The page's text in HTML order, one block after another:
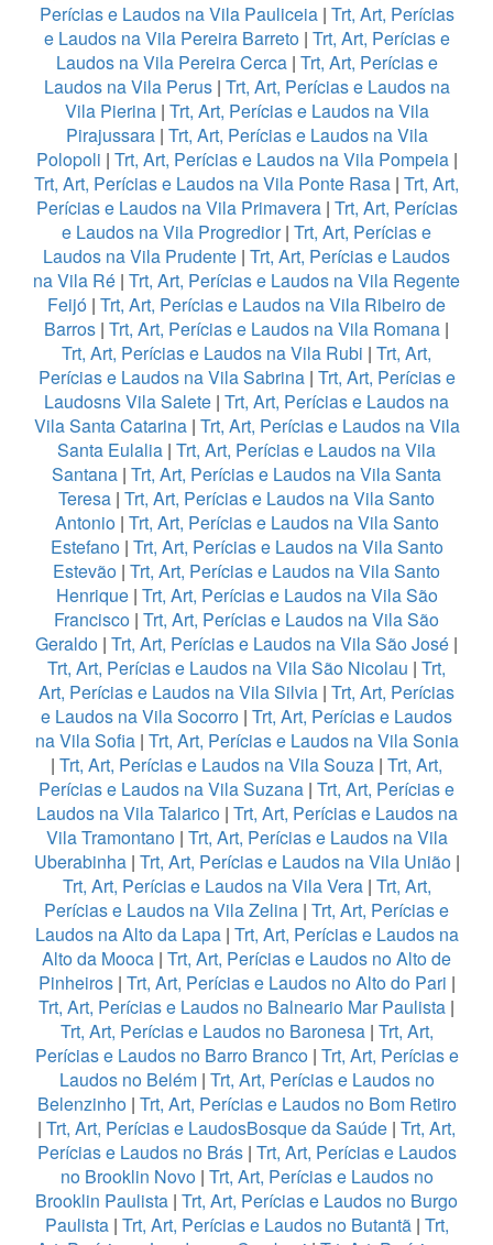
Perícias e Laudos na Vila Pauliceia| Trt, Art, Perícias
e Laudos na Vila Pereira Barreto| Trt, Art, Perícias e
Laudos na Vila Pereira Cerca| Trt, Art, Perícias e
Laudos na Vila Perus| Trt, Art, Perícias e Laudos na
Vila Pierina| Trt, Art, Perícias e Laudos na Vila
Pirajussara| Trt, Art, Perícias e Laudos na Vila
Polopoli | Trt, Art, Perícias e Laudos na Vila Pompeia|
Trt, Art, Perícias e Laudos na Vila Ponte Rasa | Trt, Art,
Perícias e Laudos na Vila Primavera| Trt, Art, Perícias
e Laudos na Vila Progredior| Trt, Art, Perícias e
Laudos na Vila Prudente | Trt, Art, Perícias e Laudos
na Vila Ré | Trt, Art, Perícias e Laudos na Vila Regente
Feijó | Trt, Art, Perícias e Laudos na Vila Ribeiro de
Barros | Trt, Art, Perícias e Laudos na Vila Romana |
Trt, Art, Perícias e Laudos na Vila Rubi | Trt, Art,
Perícias e Laudos na Vila Sabrina| Trt, Art, Perícias e
Laudosns Vila Salete | Trt, Art, Perícias e Laudos na
Vila Santa Catarina| Trt, Art, Perícias e Laudos na Vila
Santa Eulalia | Trt, Art, Perícias e Laudos na Vila
Santana | Trt, Art, Perícias e Laudos na Vila Santa
Teresa | Trt, Art, Perícias e Laudos na Vila Santo
Antonio| Trt, Art, Perícias e Laudos na Vila Santo
Estefano| Trt, Art, Perícias e Laudos na Vila Santo
Estevão | Trt, Art, Perícias e Laudos na Vila Santo
Henrique| Trt, Art, Perícias e Laudos na Vila São
Francisco | Trt, Art, Perícias e Laudos na Vila São
Geraldo | Trt, Art, Perícias e Laudos na Vila São José |
Trt, Art, Perícias e Laudos na Vila São Nicolau | Trt,
Art, Perícias e Laudos na Vila Silvia | Trt, Art, Perícias
e Laudos na Vila Socorro | Trt, Art, Perícias e Laudos
na Vila Sofia| Trt, Art, Perícias e Laudos na Vila Sonia
| Trt, Art, Perícias e Laudos na Vila Souza | Trt, Art,
Perícias e Laudos na Vila Suzana | Trt, Art, Perícias e
Laudos na Vila Talarico| Trt, Art, Perícias e Laudos na
Vila Tramontano| Trt, Art, Perícias e Laudos na Vila
Uberabinha| Trt, Art, Perícias e Laudos na Vila União|
Trt, Art, Perícias e Laudos na Vila Vera| Trt, Art,
Perícias e Laudos na Vila Zelina | Trt, Art, Perícias e
Laudos na Alto da Lapa| Trt, Art, Perícias e Laudos na
Alto da Mooca | Trt, Art, Perícias e Laudos no Alto de
Pinheiros| Trt, Art, Perícias e Laudos no Alto do Pari |
Trt, Art, Perícias e Laudos no Balneario Mar Paulista |
Trt, Art, Perícias e Laudos no Baronesa| Trt, Art,
Perícias e Laudos no Barro Branco| Trt, Art, Perícias e
Laudos no Belém| Trt, Art, Perícias e Laudos no
Belenzinho| Trt, Art, Perícias e Laudos no Bom Retiro
| Trt, Art, Perícias e LaudosBosque da Saúde | Trt, Art,
Perícias e Laudos no Brás| Trt, Art, Perícias e Laudos
no Brooklin Novo| Trt, Art, Perícias e Laudos no
Brooklin Paulista | Trt, Art, Perícias e Laudos no Burgo
Paulista| Trt, Art, Perícias e Laudos no Butantã| Trt,